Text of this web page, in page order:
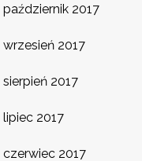
październik 2017
wrzesień 2017
sierpień 2017
lipiec 2017
czerwiec 2017